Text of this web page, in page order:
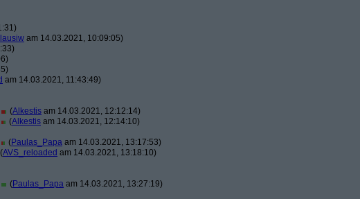
am 14.03.2021, 10:09:05)
am 14.03.2021, 11:43:49)
(Alkestis am 14.03.2021, 12:12:14)
(Alkestis am 14.03.2021, 12:14:10)
(Paulas_Papa am 14.03.2021, 13:17:53)
(AVS_reloaded am 14.03.2021, 13:18:10)
(Paulas_Papa am 14.03.2021, 13:27:19)